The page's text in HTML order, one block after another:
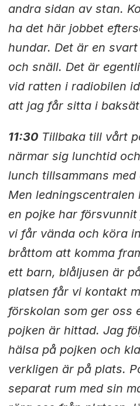
andra sidan av stan.
ha det här jobbet
hundar. Det är en
och snäll. Det är
vid ratten i radiobilen
att jag får sitta i
11:30Tillbaka till vårt
närmar sig lunchtid
lunch tillsammans
Men ledningscentralen
en pojke har
vi får vända och köra
bråttom att komma
ett barn, blåljusen är
platsen får vi kontakt
förskolan som ger oss
pojken är hittad. Jag
hälsa på pojken och
verkligen är på plats.
separat rum med sin